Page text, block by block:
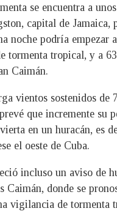
se encuentra a
capital de Jamaica,
noche podría empezar
tormenta tropical, y a
Caimán.
vientos sostenidos de
que incremente su
en un huracán, es
el oeste de Cuba.
incluso un aviso de
Caimán, donde se
vigilancia de tormenta